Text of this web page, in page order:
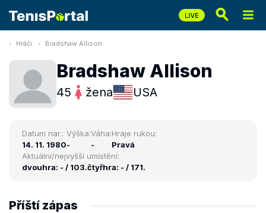
Hráči Bradshaw Allison
Bradshaw Allison
45 žena USA
Datum nar.:
14. 11. 1980
Výška:
-
Váha:
-
Hraje rukou:
Pravá
Aktuální/nejvyšší umístění:
dvouhra: - / 103.čtyřhra: - / 171.
Příští zápas